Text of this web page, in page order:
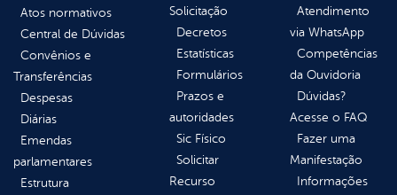
Atos normativos
Central de Dúvidas
Convênios e
Transferências
Despesas
Diárias
Emendas
parlamentares
Estrutura
Solicitação
Decretos
Estatísticas
Formulários
Prazos e
autoridades
Sic Físico
Solicitar
Recurso
Atendimento
via WhatsApp
Competências
da Ouvidoria
Dúvidas?
Acesse o FAQ
Fazer uma
Manifestação
Informações